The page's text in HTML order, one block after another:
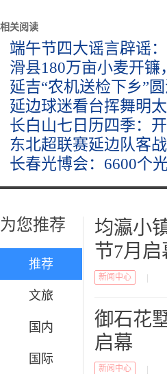
相关阅读
端午节四大谣言辟谣
滑县180万亩小麦开
延吉“农机送检下乡”
延边球迷看台挥舞明
长白山七日历四季：
东北超联赛延边队客
长春光博会：6600个
为您推荐
推荐
文旅
国内
国际
均瀛小
节7月启
新闻中心
御石花
启幕
新闻中心